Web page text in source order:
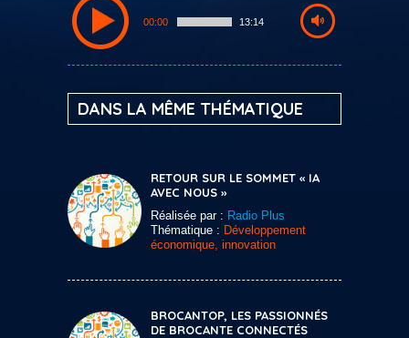
00:00 13:14
DANS LA MÊME THÉMATIQUE
RETOUR SUR LE SOMMET « IA
AVEC NOUS »
Réalisée par : Radio Plus
Thématique : Développement
économique, innovation
BROCANTOP, LES PASSIONNÉS
DE BROCANTE CONNECTÉS